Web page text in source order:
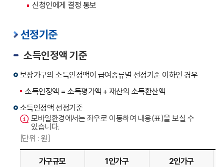
신청인에게 결정 통보
선정기준
소득인정액 기준
보장가구의 소득인정액이 급여종류별 선정기준 이하인 경우
소득인정액 = 소득평가액 + 재산의 소득환산액
소득인정액 선정기준
모바일환경에서는 좌우로 이동하여 내용(표)을 보실 수
있습니다.
[단위 : 원]
가구규모 1인가구 2인가구